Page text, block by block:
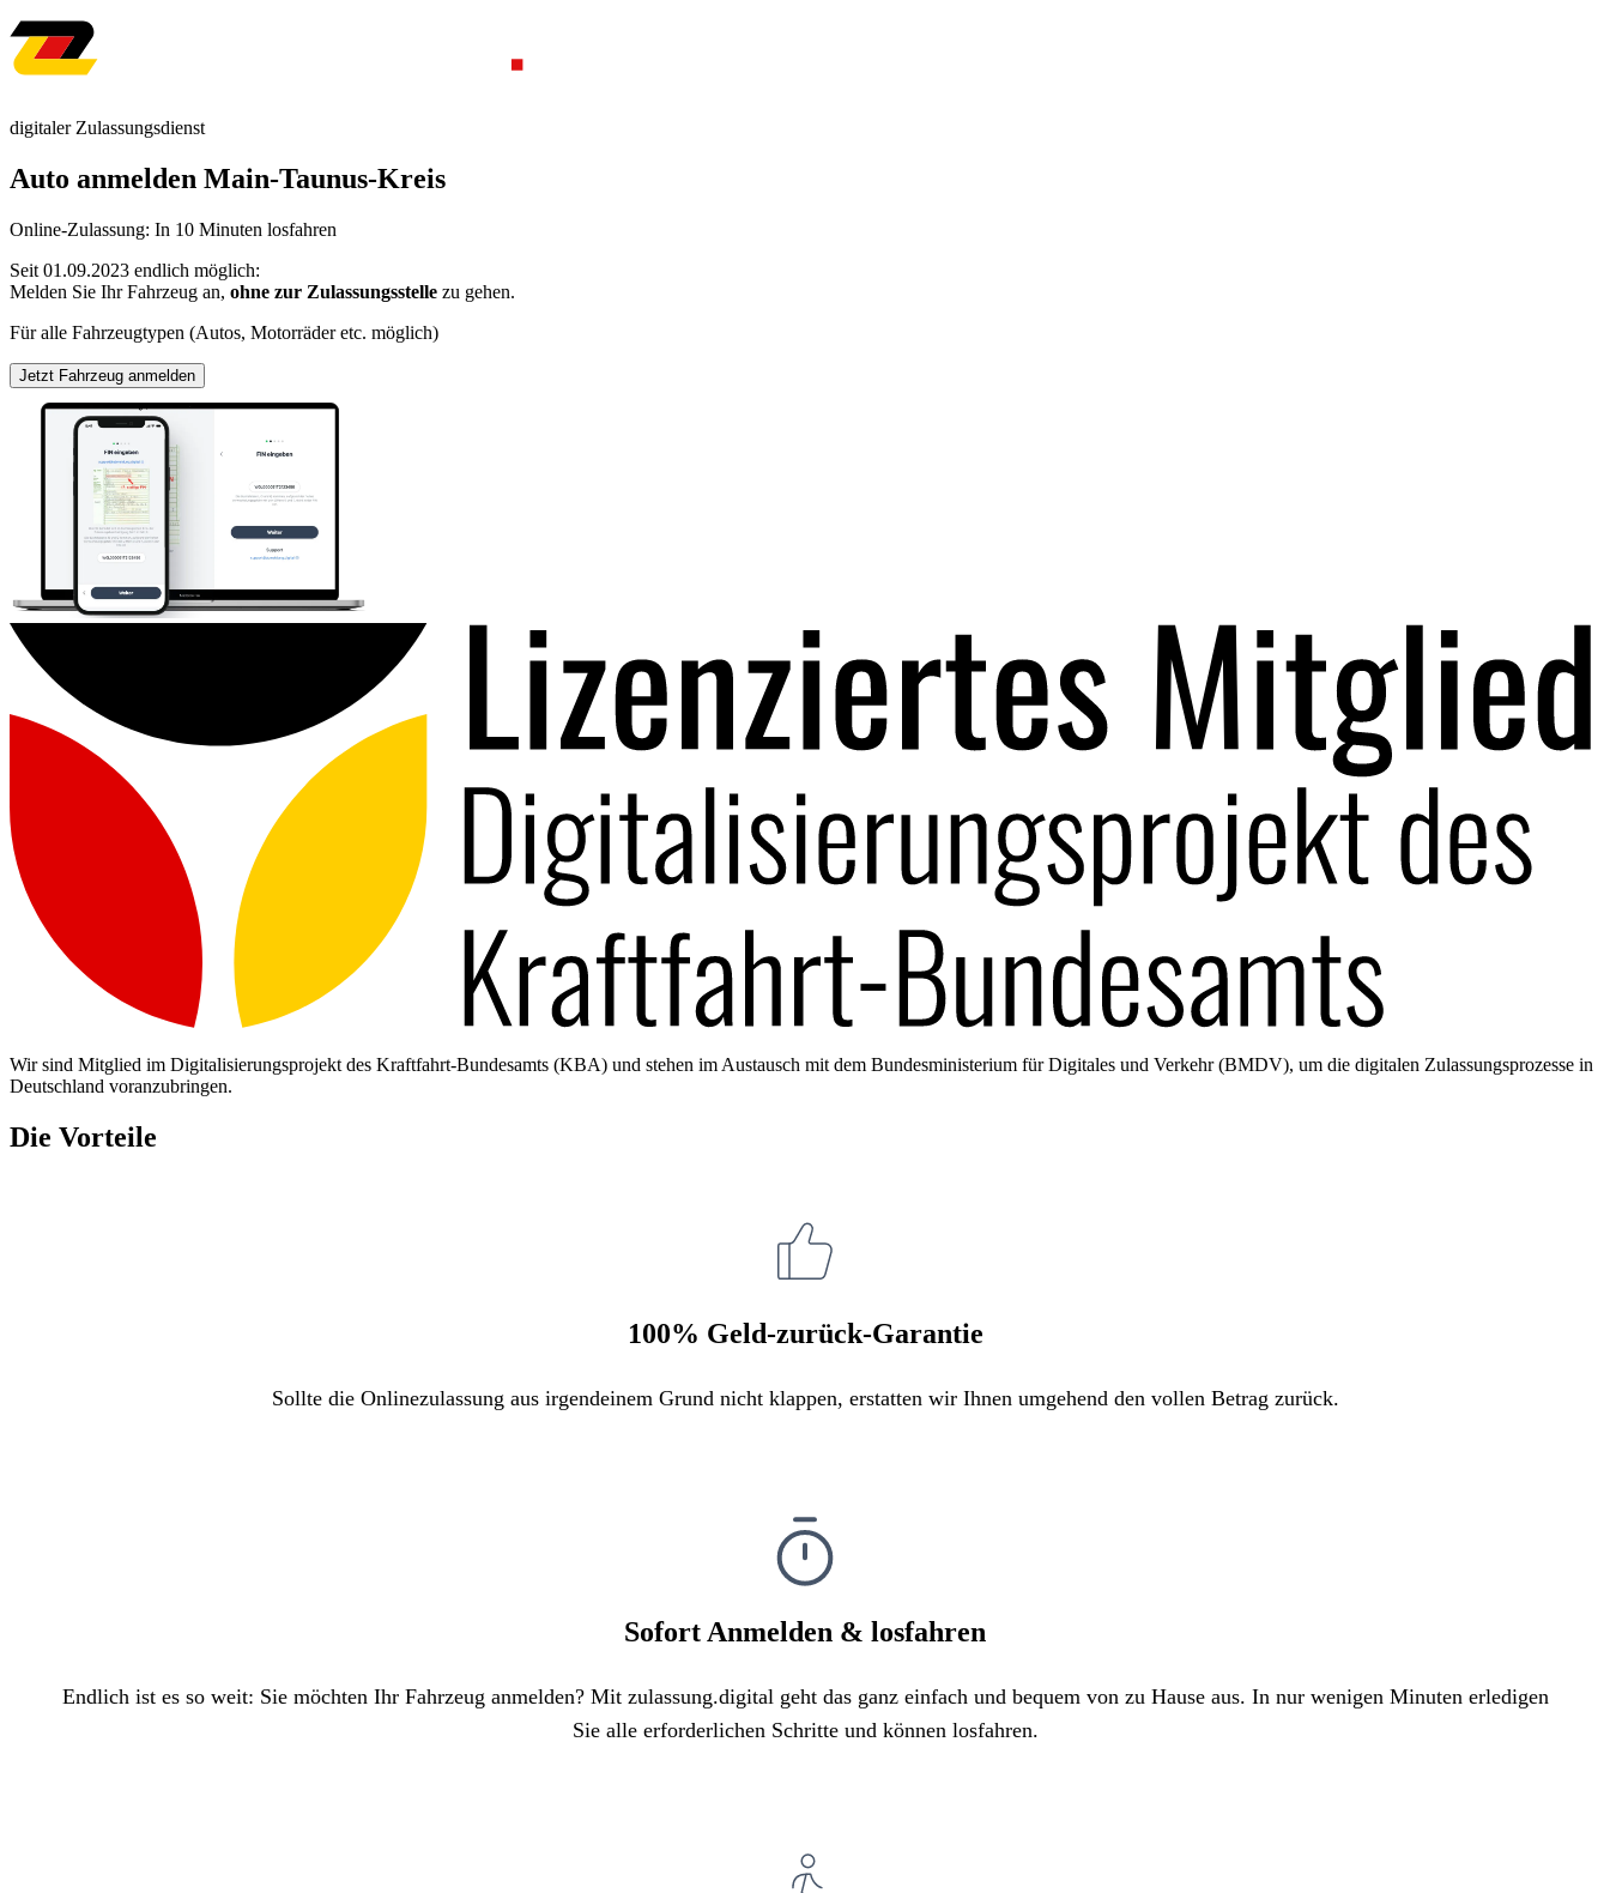
digitaler Zulassungsdienst
Auto anmelden Main-Taunus-Kreis
Online-Zulassung: In 10 Minuten losfahren
Seit 01.09.2023 endlich möglich:
Melden Sie Ihr Fahrzeug an, ohne zur Zulassungsstelle zu gehen.
Für alle Fahrzeugtypen (Autos, Motorräder etc. möglich)
Jetzt Fahrzeug anmelden
Wir sind Mitglied im Digitalisierungsprojekt des Kraftfahrt-Bundesamts (KBA) und stehen im Austausch mit dem Bundesministerium für Digitales und Verkehr (BMDV), um die digitalen Zulassungsprozesse in
Deutschland voranzubringen.
Die Vorteile
100% Geld-zurück-Garantie
Sollte die Onlinezulassung aus irgendeinem Grund nicht klappen, erstatten wir Ihnen umgehend den vollen Betrag zurück.
Sofort Anmelden & losfahren
Endlich ist es so weit: Sie möchten Ihr Fahrzeug anmelden? Mit zulassung.digital geht das ganz einfach und bequem von zu Hause aus. In nur wenigen Minuten erledigen
Sie alle erforderlichen Schritte und können losfahren.